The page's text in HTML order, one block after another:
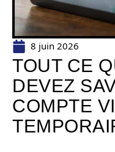
8 juin 2026
TOUT CE
DEVEZ
COMPTE